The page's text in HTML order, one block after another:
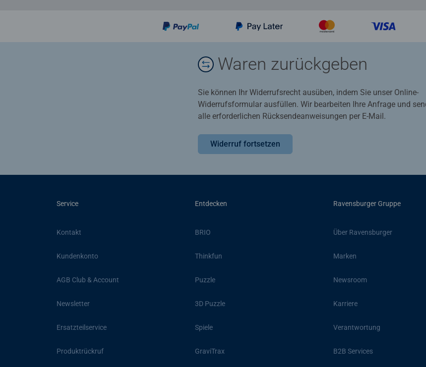
Waren zurückgeben
Sie können Ihr Widerrufsrecht ausüben, indem Sie unser Online-
Widerrufsformular ausfüllen. Wir bearbeiten Ihre Anfrage und
alle erforderlichen Rücksendeanweisungen per E-Mail.
Widerruf fortsetzen
Service
Kontakt
Kundenkonto
AGB Club & Account
Newsletter
Ersatzteilservice
Produktrückruf
Entdecken
BRIO
Thinkfun
Puzzle
3D Puzzle
Spiele
GraviTrax
Ravensburger Gruppe
Über Ravensburger
Marken
Newsroom
Karriere
Verantwortung
B2B Services